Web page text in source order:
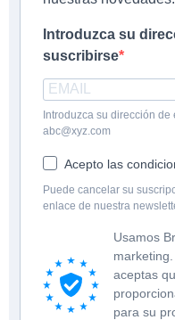
Introduzca su
suscribirse
Introduzca su dirección
abc@xyz.com
Acepto las
Puede cancelar su
enlace de nuestra
Usamos
aceptas
para su